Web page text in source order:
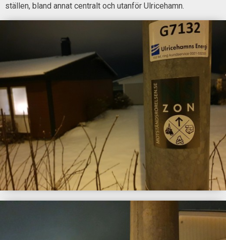
ställen, bland annat centralt och utanför Ulricehamn.